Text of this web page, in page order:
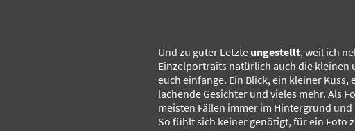
Und zu guter Letzte ungestellt, weil ich
Einzelportraits natürlich auch die kleinen
euch einfange. Ein Blick, ein kleiner Kuss,
lachende Gesichter und vieles mehr. Als
meisten Fällen immer im Hintergrund
So fühlt sich keiner genötigt, für ein Foto